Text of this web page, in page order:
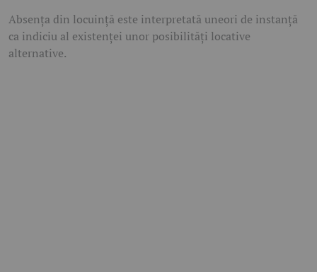
Absența din locuință este interpretată uneori de instanță
ca indiciu al existenței unor posibilități locative
alternative.